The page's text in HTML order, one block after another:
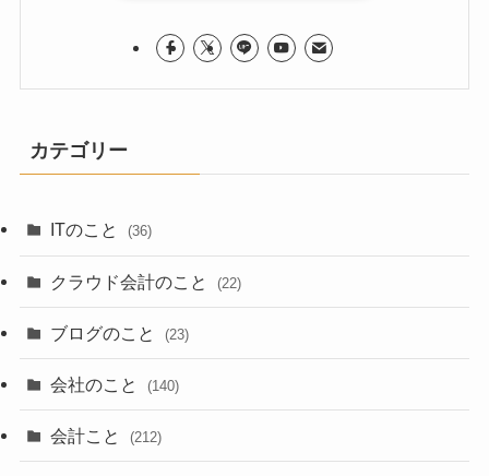
カテゴリー
ITのこと (36)
クラウド会計のこと (22)
ブログのこと (23)
会社のこと (140)
会計こと (212)